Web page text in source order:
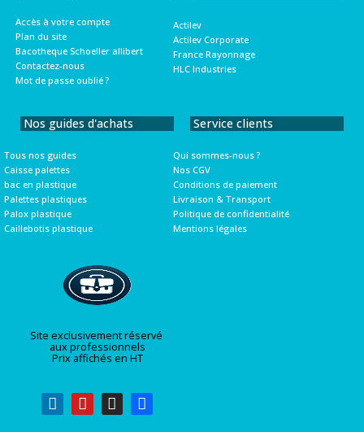
Accès à votre compte
Plan du site
Bacotheque Schoeller allibert
Contactez-nous
Mot de passe oublié ?
Actilev
Actilev Corporate
France Rayonnage
HLC Industries
Nos guides d'achats
Tous nos guides
Caisse palettes
bac en plastique
Palettes plastiques
Palox plastique
Caillebotis plastique
Service clients
Qui sommes-nous ?
Nos CGV
Conditions de paiement
Livraison & Transport
Politique de confidentialité
Mentions légales
Site exclusivement réservé
aux professionnels
Prix affichés en HT